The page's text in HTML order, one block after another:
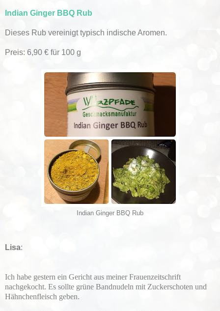
Indian Ginger BBQ Rub
Dieses Rub vereinigt typisch indische Aromen.
Preis: 6,90 € für 100 g
Indian Ginger BBQ Rub
Lisa:
Ich habe gestern ein Gericht aus meiner Frauenzeitschrift
nachgekocht. Es sollte grüne Bandnudeln mit Zuckerschoten und
Hähnchenfleisch geben.